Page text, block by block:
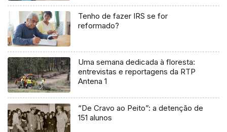
Tenho de fazer IRS se for
reformado?
Uma semana dedicada à floresta:
entrevistas e reportagens da RTP
Antena 1
“De Cravo ao Peito”: a detenção de
151 alunos